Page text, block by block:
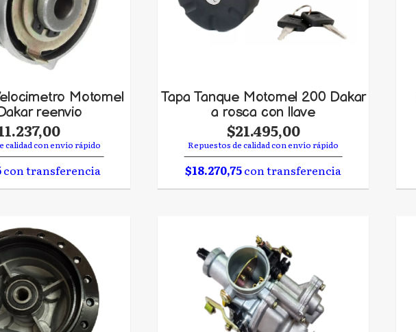
Motomel
reenvio
calidad con envío rápido
con transferencia
Tapa Tanque Motomel 200 Dakar
a rosca con llave
$21.495,00
Repuestos de calidad con envío rápido
$18.270,75con transferencia